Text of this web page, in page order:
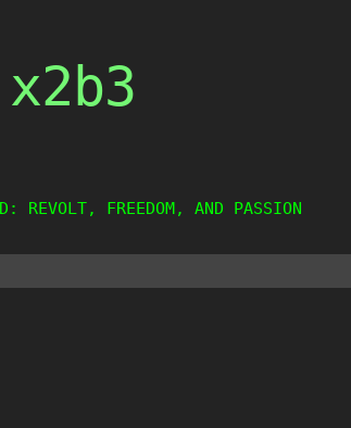
x2b3
REVOLT, FREEDOM, AND PASSION